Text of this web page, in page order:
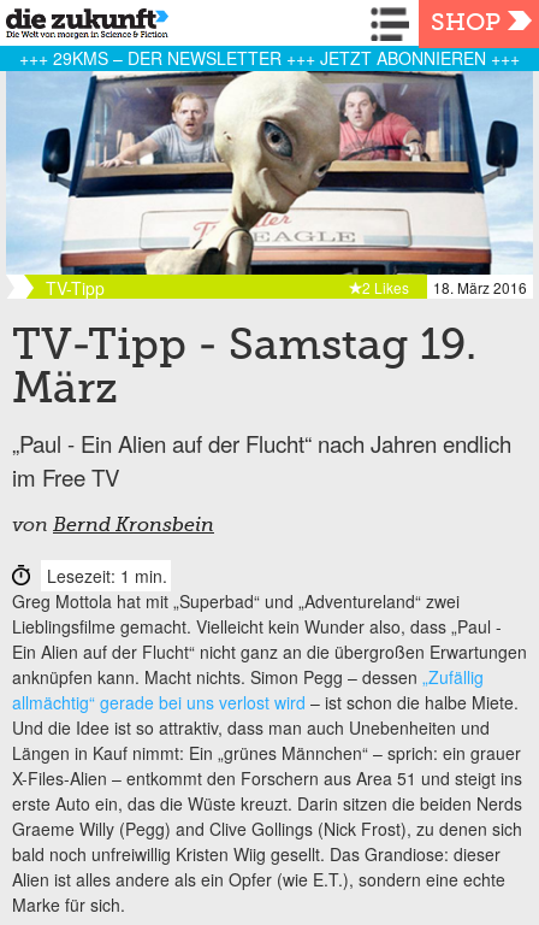
Navigation
SHOP
+++ 29KMS – DER NEWSLETTER +++ JETZT ABONNIEREN +++
TV-Tipp 18. März 2016
2 Likes
TV-Tipp - Samstag 19.
März
„Paul - Ein Alien auf der Flucht“ nach Jahren endlich
im Free TV
von Bernd Kronsbein
Lesezeit: 1 min.
Greg Mottola hat mit „Superbad“ und „Adventureland“ zwei
Lieblingsfilme gemacht. Vielleicht kein Wunder also, dass „Paul -
Ein Alien auf der Flucht“ nicht ganz an die übergroßen Erwartungen
anknüpfen kann. Macht nichts. Simon Pegg – dessen „Zufällig
allmächtig“ gerade bei uns verlost wird – ist schon die halbe Miete.
Und die Idee ist so attraktiv, dass man auch Unebenheiten und
Längen in Kauf nimmt: Ein „grünes Männchen“ – sprich: ein grauer
X-Files-Alien – entkommt den Forschern aus Area 51 und steigt ins
erste Auto ein, das die Wüste kreuzt. Darin sitzen die beiden Nerds
Graeme Willy (Pegg) and Clive Gollings (Nick Frost), zu denen sich
bald noch unfreiwillig Kristen Wiig gesellt. Das Grandiose: dieser
Alien ist alles andere als ein Opfer (wie E.T.), sondern eine echte
Marke für sich.